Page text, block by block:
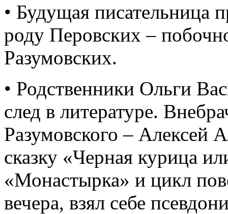
• Будущая писательница
роду Перовских –
Разумовских.
• Родственники Ольги
след в литературе.
Разумовского – Алексей
сказку «Черная курица
«Монастырка» и цикл
вечера, взял себе